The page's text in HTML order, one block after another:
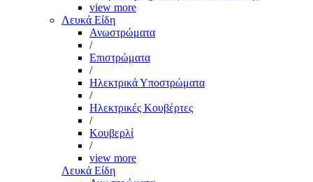
view more
Λευκά Είδη
Ανωστρώματα
/
Επιστρώματα
/
Ηλεκτρικά Υποστρώματα
/
Ηλεκτρικές Κουβέρτες
/
Κουβερλί
/
view more
Λευκά Είδη